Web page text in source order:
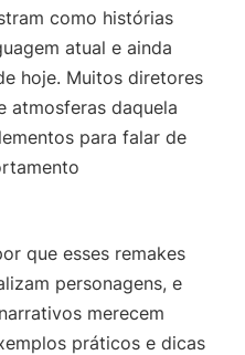
como histórias
atual e ainda
hoje. Muitos diretores
atmosferas daquela
para falar de
que esses remakes
personagens, e
merecem
práticos e dicas